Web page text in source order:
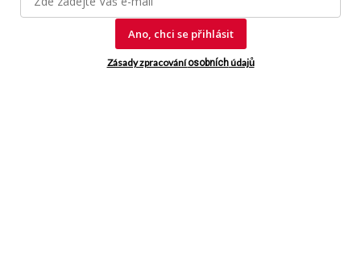
Velkoobchod
Vrácení zboží, reklamace
Obchodní podmínky
Průvodce spokojené ženy
Ano, chci se přihlásit
Zásady zpracováníosobníchúdajů